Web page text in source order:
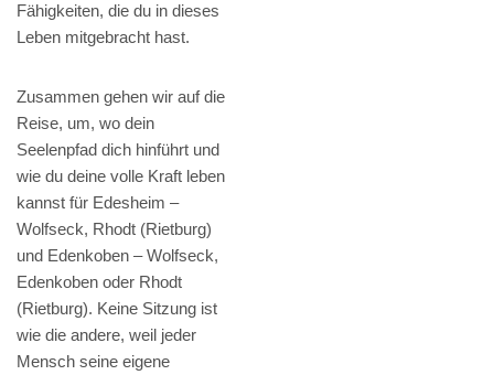
Fähigkeiten, die du in dieses
Leben mitgebracht hast.
Zusammen gehen wir auf die
Reise, um, wo dein
Seelenpfad dich hinführt und
wie du deine volle Kraft leben
kannst für Edesheim –
Wolfseck, Rhodt (Rietburg)
und Edenkoben – Wolfseck,
Edenkoben oder Rhodt
(Rietburg). Keine Sitzung ist
wie die andere, weil jeder
Mensch seine eigene